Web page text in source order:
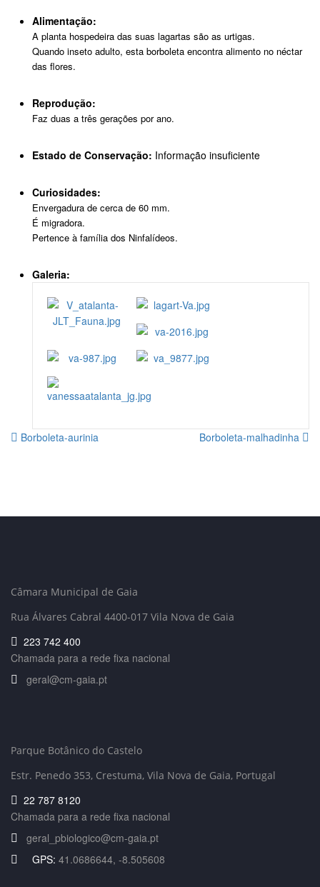
Alimentação:
A planta hospedeira das suas lagartas são as urtigas.
Quando inseto adulto, esta borboleta encontra alimento no néctar
das flores.
Reprodução:
Faz duas a três gerações por ano.
Estado de Conservação: Informação insuficiente
Curiosidades:
Envergadura de cerca de 60 mm.
É migradora.
Pertence à família dos Ninfalídeos.
Galeria:
Borboleta-aurinia Borboleta-malhadinha
Câmara Municipal de Gaia
Rua Álvares Cabral 4400-017 Vila Nova de Gaia
223 742 400
Chamada para a rede fixa nacional
geral@cm-gaia.pt
Parque Botânico do Castelo
Estr. Penedo 353, Crestuma, Vila Nova de Gaia, Portugal
22 787 8120
Chamada para a rede fixa nacional
geral_pbiologico@cm-gaia.pt
GPS: 41.0686644, -8.505608